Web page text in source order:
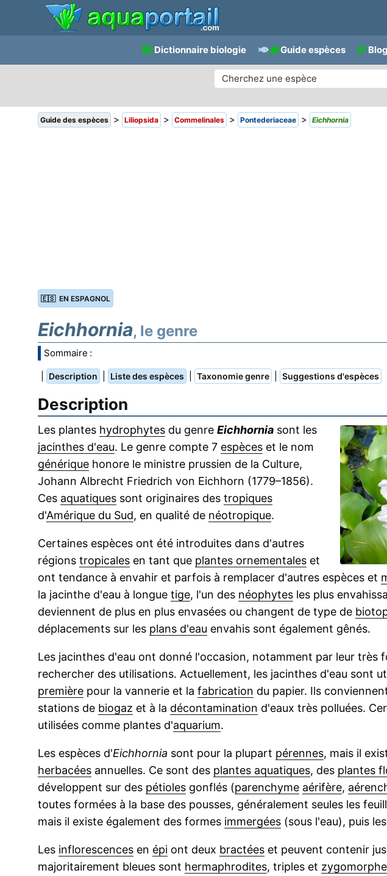
Dictionnaire biologie Guide espèces
Guide des espèces > Liliopsida > Commelinales > Pontederiaceae > Eichhornia
🇪🇸 EN ESPAGNOL
Eichhornia, le genre
Sommaire :
Description Liste des espèces Taxonomie genre Suggestions d'espèces
Description
Les plantes hydrophytes du genre Eichhornia sont les
jacinthes d'eau. Le genre compte 7 espèces et le nom
générique honore le ministre prussien de la Culture,
Johann Albrecht Friedrich von Eichhorn (1779–1856).
Ces aquatiques sont originaires des tropiques
d'Amérique du Sud, en qualité de néotropique.
Certaines espèces ont été introduites dans d'autres
régions tropicales en tant que plantes ornementales et
ont tendance à envahir et parfois à remplacer d'autres espèces et
la jacinthe d'eau à longue tige, l'un des néophytes les plus
deviennent de plus en plus envasées ou changent de type de
déplacements sur les plans d'eau envahis sont également gênés.
Les jacinthes d'eau ont donné l'occasion, notamment par leur très
rechercher des utilisations. Actuellement, les jacinthes d'eau sont
première pour la vannerie et la fabrication du papier. Ils
stations de biogaz et à la décontamination d'eaux très polluées.
utilisées comme plantes d'aquarium.
Les espèces d'Eichhornia sont pour la plupart pérennes, mais il
herbacées annuelles. Ce sont des plantes aquatiques, des plantes
développent sur des pétioles gonflés (parenchyme aérifère,
toutes formées à la base des pousses, généralement seules les
mais il existe également des formes immergées (sous l'eau), puis
Les inflorescences en épi ont deux bractées et peuvent contenir
majoritairement bleues sont hermaphrodites, triples et